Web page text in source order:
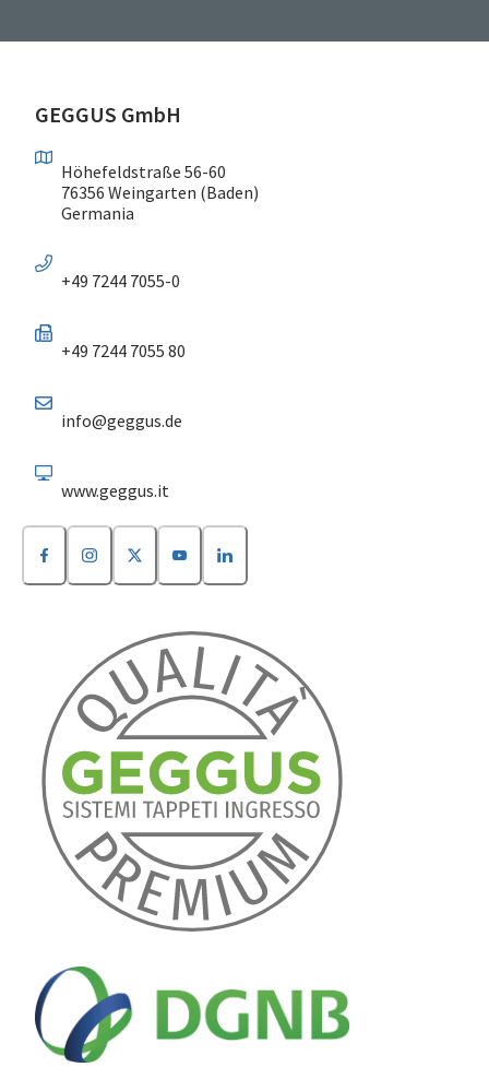
GEGGUS GmbH
Höhefeldstraße 56-60
76356 Weingarten (Baden)
Germania
+49 7244 7055-0
+49 7244 7055 80
info@geggus.de
www.geggus.it